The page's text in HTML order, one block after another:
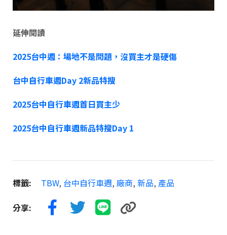
延伸閱讀
2025台中週：場地不是問題，沒買主才是硬傷
台中自行車週Day 2新品特搜
2025台中自行車週首日買主少
2025台中自行車週新品特搜Day 1
標籤: TBW, 台中自行車週, 廠商, 新品, 產品
分享: